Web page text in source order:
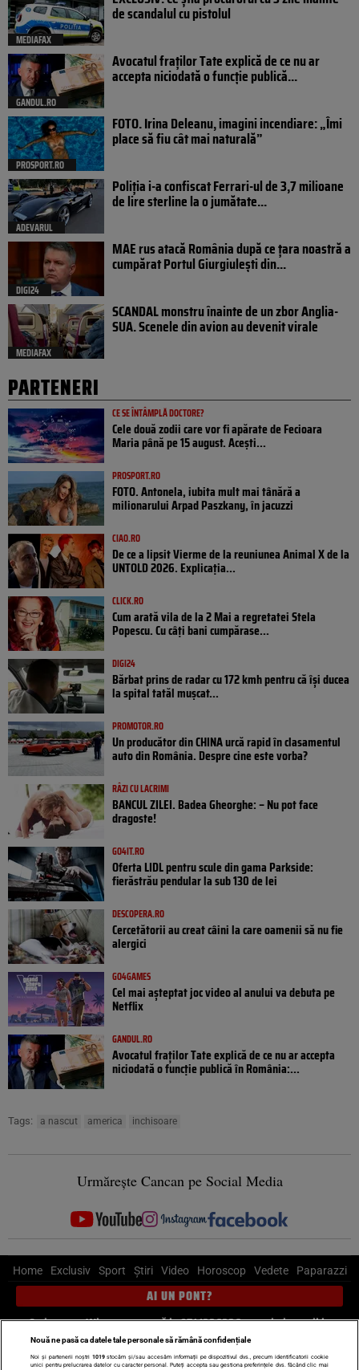
MEDIAFAX
de scandalul cu pistolul
GANDUL.RO
Avocatul fraților Tate explică de ce nu ar
accepta niciodată o funcție publică...
PROSPORT.RO
FOTO. Irina Deleanu, imagini incendiare: „Îmi
place să fiu cât mai naturală”
ADEVARUL
Poliția i-a confiscat Ferrari-ul de 3,7 milioane
de lire sterline la o jumătate...
DIGI24
MAE rus atacă România după ce țara noastră a
cumpărat Portul Giurgiulești din...
MEDIAFAX
SCANDAL monstru înainte de un zbor Anglia-
SUA. Scenele din avion au devenit virale
PARTENERI
CE SE ÎNTÂMPLĂ DOCTORE?
Cele două zodii care vor fi apărate de Fecioara
Maria până pe 15 august. Acești...
PROSPORT.RO
FOTO. Antonela, iubita mult mai tânără a
milionarului Arpad Paszkany, în jacuzzi
CIAO.RO
De ce a lipsit Vierme de la reuniunea Animal X de la
UNTOLD 2026. Explicația...
CLICK.RO
Cum arată vila de la 2 Mai a regretatei Stela
Popescu. Cu câți bani cumpărase...
DIGI24
Bărbat prins de radar cu 172 kmh pentru că își ducea
la spital tatăl muşcat...
PROMOTOR.RO
Un producător din CHINA urcă rapid în clasamentul
auto din România. Despre cine este vorba?
RÂZI CU LACRIMI
BANCUL ZILEI. Badea Gheorghe: – Nu pot face
dragoste!
GO4IT.RO
Oferta LIDL pentru scule din gama Parkside:
fierăstrău pendular la sub 130 de lei
DESCOPERA.RO
Cercetătorii au creat câini la care oamenii să nu fie
alergici
GO4GAMES
Cel mai așteptat joc video al anului va debuta pe
Netflix
GANDUL.RO
Avocatul fraților Tate explică de ce nu ar accepta
niciodată o funcție publică în România:...
Tags: a nascut america inchisoare
Urmărește Cancan pe Social Media
Home Exclusiv Sport Știri Video Horoscop Vedete Paparazzi
AI UN PONT?
Scrie-ne pe Whatsapp, sună la 0741226226 sau trimite mail la
pont@cancan.ro
Nouă ne pasă ca datele tale personale să rămână confidențiale
Noi și partenerii noștri 1019stocăm și/sau accesăm informații pe dispozitivul dvs., precum identificatorii cookie
unici pentru prelucrarea datelor cu caracter personal. Puteți accepta sau gestiona preferințele dvs. făcând clic mai